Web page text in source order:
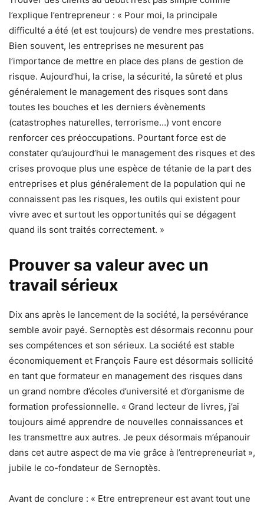
l’explique l’entrepreneur : « Pour moi, la principale
difficulté a été (et est toujours) de vendre mes prestations.
Bien souvent, les entreprises ne mesurent pas
l’importance de mettre en place des plans de gestion de
risque. Aujourd’hui, la crise, la sécurité, la sûreté et plus
généralement le management des risques sont dans
toutes les bouches et les derniers évènements
(catastrophes naturelles, terrorisme…) vont encore
renforcer ces préoccupations. Pourtant force est de
constater qu’aujourd’hui le management des risques et des
crises provoque plus une espèce de tétanie de la part des
entreprises et plus généralement de la population qui ne
connaissent pas les risques, les outils qui existent pour
vivre avec et surtout les opportunités qui se dégagent
quand ils sont traités correctement. »
Prouver sa valeur avec un
travail sérieux
Dix ans après le lancement de la société, la persévérance
semble avoir payé. Sernoptès est désormais reconnu pour
ses compétences et son sérieux. La société est stable
économiquement et François Faure est désormais sollicité
en tant que formateur en management des risques dans
un grand nombre d’écoles d’université et d’organisme de
formation professionnelle. « Grand lecteur de livres, j’ai
toujours aimé apprendre de nouvelles connaissances et
les transmettre aux autres. Je peux désormais m’épanouir
dans cet autre aspect de ma vie grâce à l’entrepreneuriat »,
jubile le co-fondateur de Sernoptès.
Avant de conclure : « Etre entrepreneur est avant tout une